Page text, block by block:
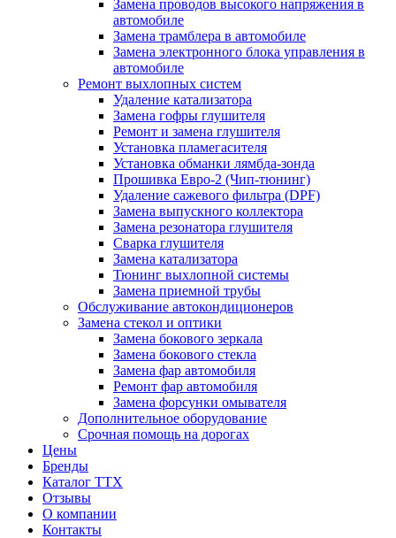
Замена проводов высокого напряжения в
автомобиле
Замена трамблера в автомобиле
Замена электронного блока управления в
автомобиле
Ремонт выхлопных систем
Удаление катализатора
Замена гофры глушителя
Ремонт и замена глушителя
Установка пламегасителя
Установка обманки лямбда-зонда
Прошивка Евро-2 (Чип-тюнинг)
Удаление сажевого фильтра (DPF)
Замена выпускного коллектора
Замена резонатора глушителя
Сварка глушителя
Замена катализатора
Тюнинг выхлопной системы
Замена приемной трубы
Обслуживание автокондиционеров
Замена стекол и оптики
Замена бокового зеркала
Замена бокового стекла
Замена фар автомобиля
Ремонт фар автомобиля
Замена форсунки омывателя
Дополнительное оборудование
Срочная помощь на дорогах
Цены
Бренды
Каталог ТТХ
Отзывы
О компании
Контакты